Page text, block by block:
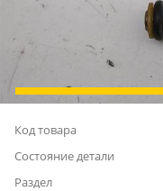
Код товара
Состояние детали
Раздел